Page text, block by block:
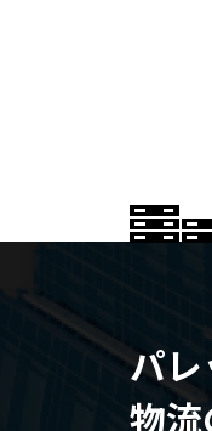
パ
物